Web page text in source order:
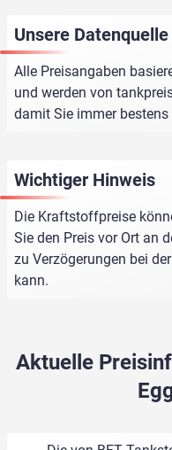
Unsere Datenquelle
Alle Preisangaben
und werden von
damit Sie immer
Wichtiger Hinweis
Die Kraftstoffpreise
Sie den Preis vor Ort an
zu Verzögerungen bei
kann.
Aktuelle